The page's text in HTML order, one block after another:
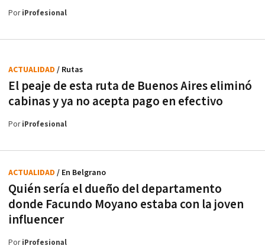
PoriProfesional
El peaje de esta ruta de Buenos Aires eliminó
cabinas y ya no acepta pago en efectivo
ACTUALIDAD / Rutas
PoriProfesional
Quién sería el dueño del departamento
donde Facundo Moyano estaba con la joven
influencer
ACTUALIDAD / En Belgrano
PoriProfesional